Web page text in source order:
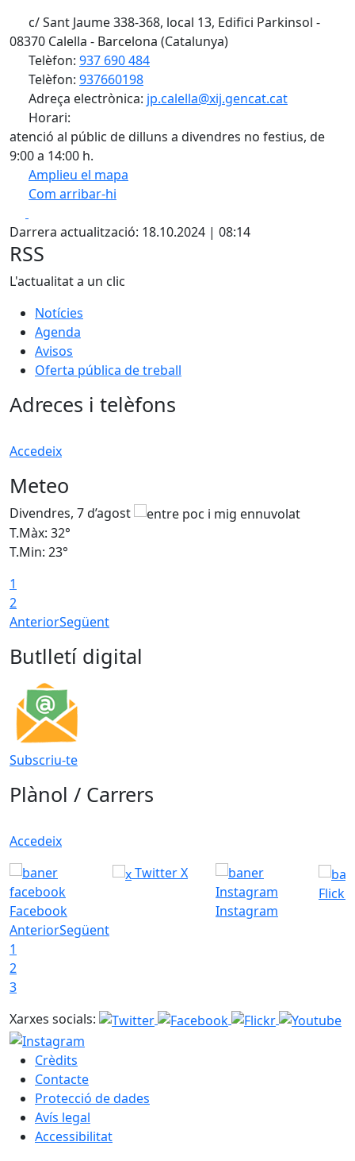
c/ Sant Jaume 338-368, local 13, Edifici Parkinsol -
08370 Calella - Barcelona (Catalunya)
Telèfon: 937 690 484
Telèfon: 937660198
Adreça electrònica: jp.calella@xij.gencat.cat
Horari:
atenció al públic de dilluns a divendres no festius, de
9:00 a 14:00 h.
Amplieu el mapa
Com arribar-hi
+
−
Darrera actualització: 18.10.2024 | 08:14
RSS
L'actualitat a un clic
Notícies
Agenda
Avisos
Oferta pública de treball
Adreces i telèfons
Accedeix
Meteo
Divendres, 7 d’agost
T.Màx: 32°
T.Min: 23°
1
2
AnteriorSegüent
Butlletí digital
Subscriu-te
Plànol / Carrers
Accedeix
Facebook
Twitter X
Instagram
Flickr
AnteriorSegüent
1
2
3
Xarxes socials:
Crèdits
Contacte
Protecció de dades
Avís legal
Accessibilitat